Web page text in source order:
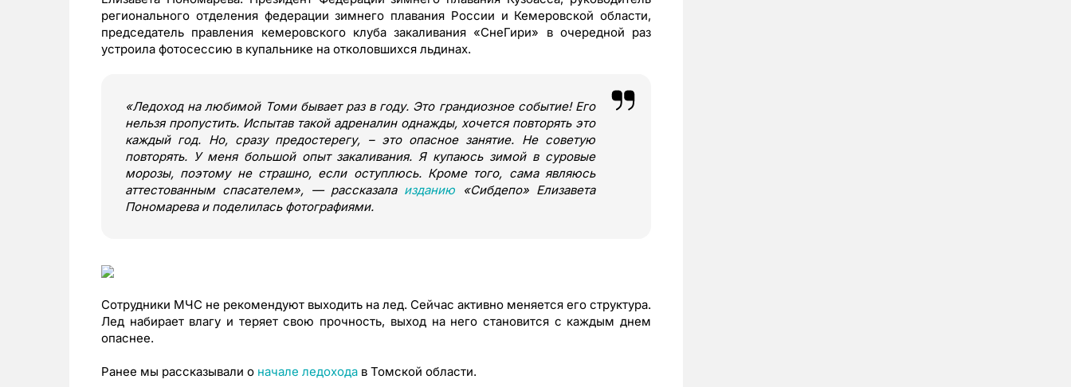
регионального отделения федерации зимнего плавания России и Кемеровской области,
председатель правления кемеровского клуба закаливания «СнеГири» в очередной раз
устроила фотосессию в купальнике на отколовшихся льдинах.
«Ледоход на любимой Томи бывает раз в году. Это грандиозное событие! Его
нельзя пропустить. Испытав такой адреналин однажды, хочется повторять это
каждый год. Но, сразу предостерегу, – это опасное занятие. Не советую
повторять. У меня большой опыт закаливания. Я купаюсь зимой в суровые
морозы, поэтому не страшно, если оступлюсь. Кроме того, сама являюсь
аттестованным спасателем», — рассказала изданию «Сибдепо» Елизавета
Пономарева и поделилась фотографиями.
Сотрудники МЧС не рекомендуют выходить на лед. Сейчас активно меняется его структура.
Лед набирает влагу и теряет свою прочность, выход на него становится с каждым днем
опаснее.
Ранее мы рассказывали о начале ледохода в Томской области.